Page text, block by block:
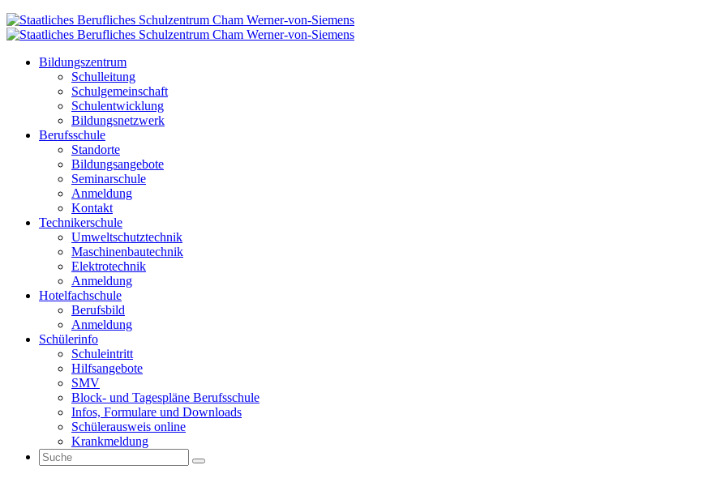
Bildungszentrum
Schulleitung
Schulgemeinschaft
Schulentwicklung
Bildungsnetzwerk
Berufsschule
Standorte
Bildungsangebote
Seminarschule
Anmeldung
Kontakt
Technikerschule
Umweltschutztechnik
Maschinenbautechnik
Elektrotechnik
Anmeldung
Hotelfachschule
Berufsbild
Anmeldung
Schülerinfo
Schuleintritt
Hilfsangebote
SMV
Block- und Tagespläne Berufsschule
Infos, Formulare und Downloads
Schülerausweis online
Krankmeldung